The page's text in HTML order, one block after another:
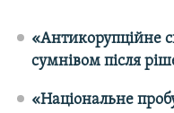
Усі сайти RFE/RL
«Антикорупційне
сумнівом після
«Національне